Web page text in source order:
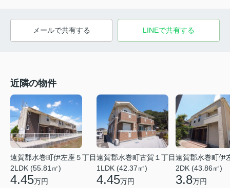
メールで共有する LINEで共有する
近隣の物件
遠賀郡水巻町伊左座５丁目
2LDK (55.81㎡)
4.45万円
遠賀郡水巻町古賀１丁目
1LDK (42.37㎡)
4.45万円
遠賀郡水巻町伊
2DK (43.86㎡)
3.8万円